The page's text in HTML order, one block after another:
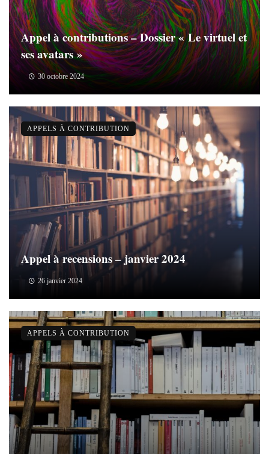
Appel à contributions – Dossier « Le virtuel et
ses avatars »
30 octobre 2024
Appel à recensions – janvier 2024
26 janvier 2024
APPELS À CONTRIBUTION
APPELS À CONTRIBUTION